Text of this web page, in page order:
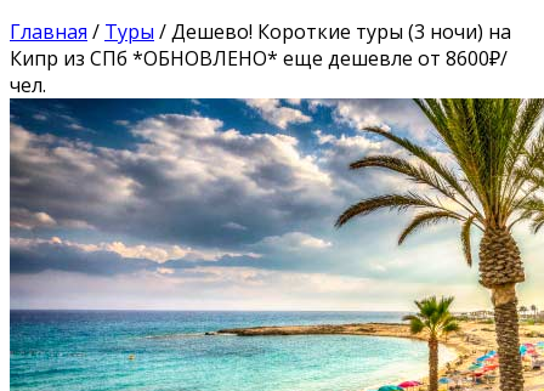
Главная / Туры /Дешево! Короткие туры (3 ночи) на
Кипр из СПб *ОБНОВЛЕНО* еще дешевле от 8600₽/
чел.